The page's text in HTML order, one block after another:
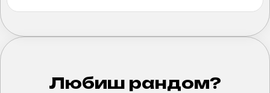
Любиш рандом?